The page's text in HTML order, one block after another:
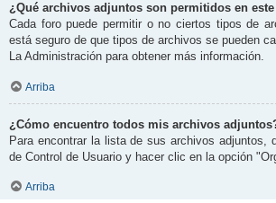
¿Qué archivos adjuntos son permitidos en
Cada foro puede permitir o no ciertos tipos de
está seguro de que tipos de archivos se pueden
La Administración para obtener más información.
Arriba
¿Cómo encuentro todos mis archivos
Para encontrar la lista de sus archivos adjuntos,
de Control de Usuario y hacer clic en la opción
Arriba